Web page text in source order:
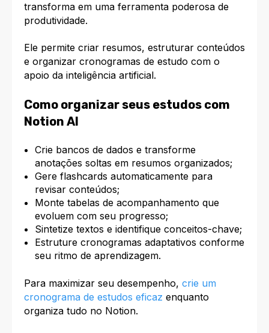
transforma em uma ferramenta poderosa de
produtividade.
Ele permite criar resumos, estruturar conteúdos
e organizar cronogramas de estudo com o
apoio da inteligência artificial.​
Como organizar seus estudos com
Notion AI
Crie bancos de dados e transforme
anotações soltas em resumos organizados;
Gere flashcards automaticamente para
revisar conteúdos;
Monte tabelas de acompanhamento que
evoluem com seu progresso;
Sintetize textos e identifique conceitos-chave;
Estruture cronogramas adaptativos conforme
seu ritmo de aprendizagem.
Para maximizar seu desempenho, crie um
cronograma de estudos eficaz enquanto
organiza tudo no Notion.